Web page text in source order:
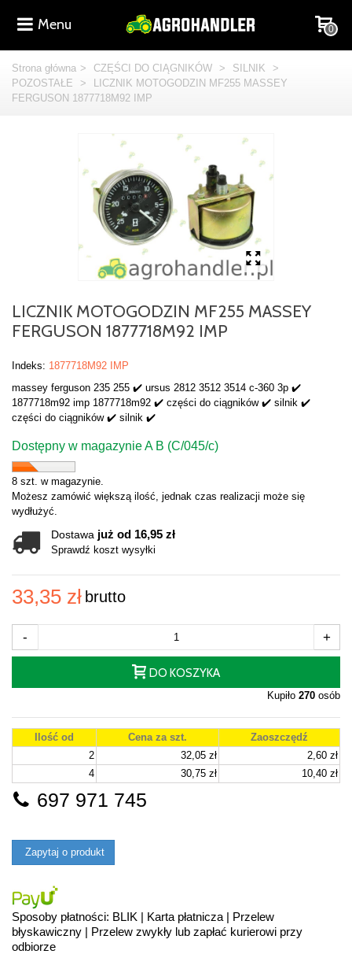
Menu 0
Strona główna > CZĘŚCI DO CIĄGNIKÓW > SILNIK
>
POZOSTAŁE
>
LICZNIK MOTOGODZIN MF255 MASSEY
FERGUSON 1877718M92 IMP
LICZNIK MOTOGODZIN MF255 MASSEY
FERGUSON 1877718M92 IMP
Indeks: 1877718M92 IMP
massey ferguson 235 255 ✔️ ursus 2812 3512 3514 c-360 3p ✔️
1877718m92 imp 1877718m92 ✔️ części do ciągników ✔️ silnik ✔️
części do ciągników ✔️ silnik ✔️
Dostępny w magazynie A B (C/045/c)
8 szt. w magazynie.
Możesz zamówić większą ilość, jednak czas realizacji może się
wydłużyć.
Dostawa już od 16,95 zł
Sprawdź koszt wysyłki
33,35 zł brutto
- +
DO KOSZYKA
Kupiło 270 osób
Ilość od Cena za szt.
Zaoszczędź
2
32,05 zł
2,60 zł
4
30,75 zł 10,40 zł
697 971 745
Zapytaj o produkt
Sposoby płatności: BLIK | Karta płatnicza | Przelew
błyskawiczny | Przelew zwykły lub zapłać kurierowi przy
odbiorze